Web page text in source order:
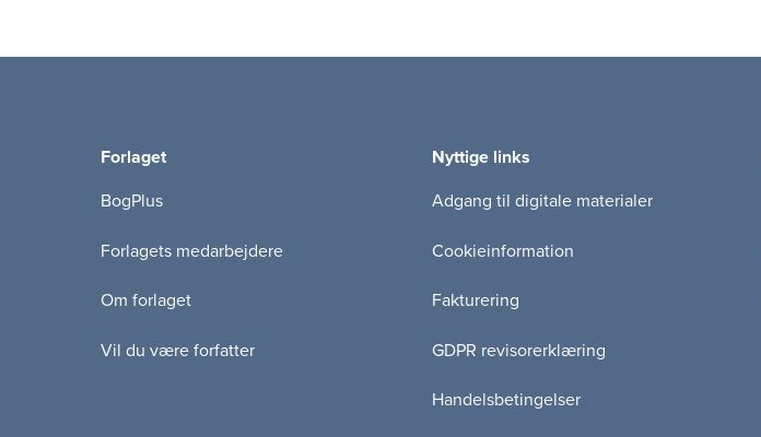
Forlaget
BogPlus
Forlagets medarbejdere
Om forlaget
Vil du være forfatter
Nyttige links
Adgang til digitale materialer
Cookieinformation
Fakturering
GDPR revisorerklæring
Handelsbetingelser